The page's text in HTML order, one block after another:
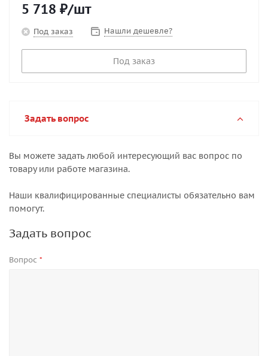
5 718 ₽/шт
Под заказ Нашли дешевле?
Под заказ
Задать вопрос
Вы можете задать любой интересующий вас вопрос по
товару или работе магазина.
Наши квалифицированные специалисты обязательно вам
помогут.
Задать вопрос
Вопрос *